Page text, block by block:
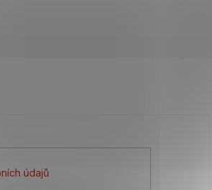
údajů